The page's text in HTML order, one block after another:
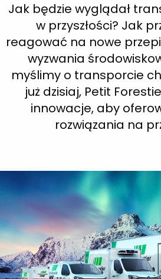
Jak będzie wyglądał
w przyszłości? Jak
reagować na nowe
wyzwania
myślimy o transporcie
już dzisiaj, Petit
innowacje, aby
rozwiązania na